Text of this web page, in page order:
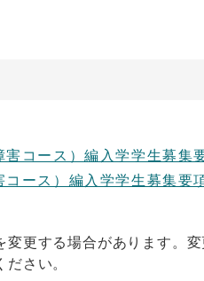
コース）編入学学生募
ース）編入学学生募集要
更する場合があります。
さい。